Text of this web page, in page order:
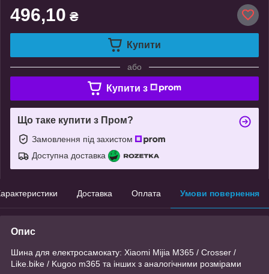
496,10 ₴
Купити
або
Купити з
Що таке купити з Пром?
Замовлення під захистом
Доступна доставка
Доставка Оплата Умови повернення
Опис
Шина для електросамокату: Xiaomi Mijia M365 / Crosser /
Like.bike / Kugoo m365 та інших з аналогічними розмірами